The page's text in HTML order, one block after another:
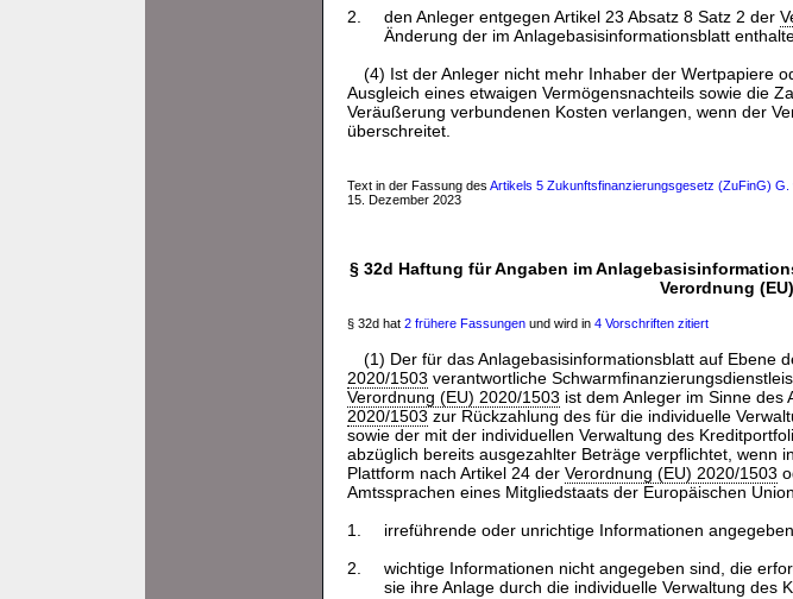
2.
den Anleger entgegen Artikel 23 Absatz 8 Satz 2 der
Änderung der im Anlagebasisinformationsblatt
(4) Ist der Anleger nicht mehr Inhaber der Wertpapiere
Ausgleich eines etwaigen Vermögensnachteils sowie die
Veräußerung verbundenen Kosten verlangen, wenn der
überschreitet.
Text in der Fassung des Artikels 5 Zukunftsfinanzierungsgesetz (ZuFinG)
15. Dezember 2023
§ 32d Haftung für Angaben im
Verordnung
§ 32d hat 2 frühere Fassungen und wird in 4 Vorschriften zitiert
(1) Der für das Anlagebasisinformationsblatt auf Ebene
2020/1503 verantwortliche
Verordnung (EU) 2020/1503 ist dem Anleger im Sinne des
2020/1503 zur Rückzahlung des für die individuelle
sowie der mit der individuellen Verwaltung des
abzüglich bereits ausgezahlter Beträge verpflichtet, wenn
Plattform nach Artikel 24 der Verordnung (EU) 2020/1503
Amtssprachen eines Mitgliedstaats der Europäischen
1.
irreführende oder unrichtige Informationen
2.
wichtige Informationen nicht angegeben sind, die
sie ihre Anlage durch die individuelle Verwaltung des